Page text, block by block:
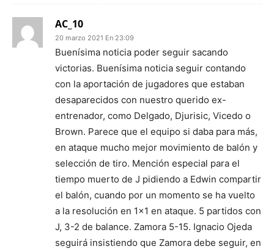
AC_10
20 marzo 2021 En 23:09
Buenísima noticia poder seguir sacando
victorias. Buenísima noticia seguir contando
con la aportación de jugadores que estaban
desaparecidos con nuestro querido ex-
entrenador, como Delgado, Djurisic, Vicedo o
Brown. Parece que el equipo si daba para más,
en ataque mucho mejor movimiento de balón y
selección de tiro. Mención especial para el
tiempo muerto de J pidiendo a Edwin compartir
el balón, cuando por un momento se ha vuelto
a la resolución en 1×1 en ataque. 5 partidos con
J, 3-2 de balance. Zamora 5-15. Ignacio Ojeda
seguirá insistiendo que Zamora debe seguir, en